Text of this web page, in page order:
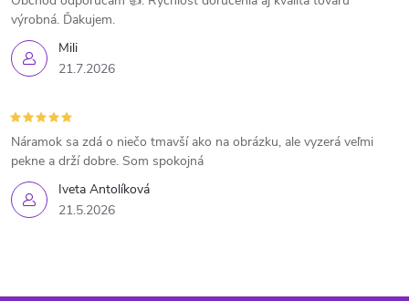
Mili
21.7.2026
výrobná. Ďakujem.
Iveta Antolíková
21.5.2026
Náramok sa zdá o niečo tmavší ako na obrázku, ale vyzerá veľmi
pekne a drží dobre. Som spokojná